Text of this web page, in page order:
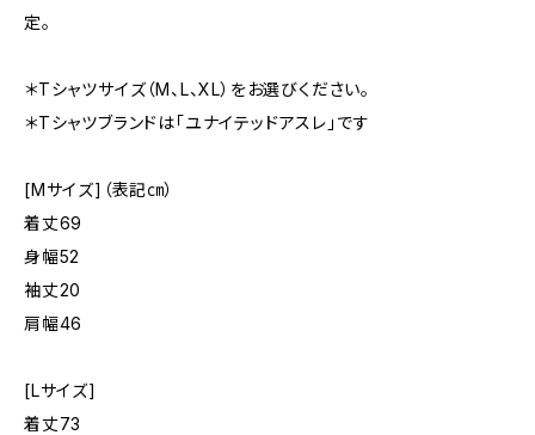
定。
＊Tシャツサイズ（M、L、XL）をお選びください。
＊Tシャツブランドは「ユナイテッドアスレ」です
[Mサイズ]（表記㎝）
着丈69
身幅52
袖丈20
肩幅46
[Lサイズ]
着丈73